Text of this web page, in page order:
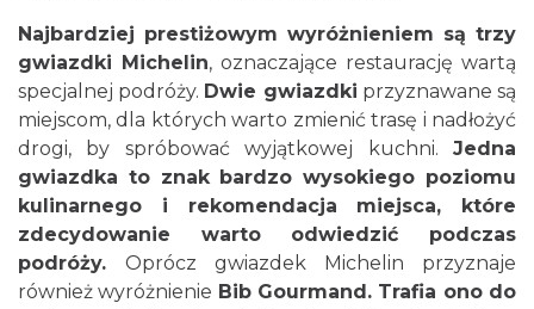
Najbardziej prestiżowym wyróżnieniem są trzy
gwiazdki Michelin, oznaczające restaurację wartą
specjalnej podróży. Dwie gwiazdki przyznawane są
miejscom, dla których warto zmienić trasę i nadłożyć
drogi, by spróbować wyjątkowej kuchni. Jedna
gwiazdka to znak bardzo wysokiego poziomu
kulinarnego i rekomendacja miejsca, które
zdecydowanie warto odwiedzić podczas
podróży. Oprócz gwiazdek Michelin przyznaje
również wyróżnienie Bib Gourmand. Trafia ono do